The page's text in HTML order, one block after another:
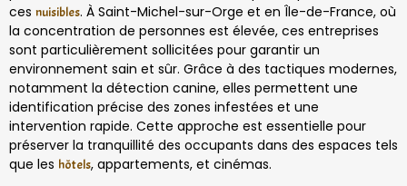
ces nuisibles. À Saint-Michel-sur-Orge et en Île-de-France, où
la concentration de personnes est élevée, ces entreprises
sont particulièrement sollicitées pour garantir un
environnement sain et sûr. Grâce à des tactiques modernes,
notamment la détection canine, elles permettent une
identification précise des zones infestées et une
intervention rapide. Cette approche est essentielle pour
préserver la tranquillité des occupants dans des espaces tels
que les hôtels, appartements, et cinémas.